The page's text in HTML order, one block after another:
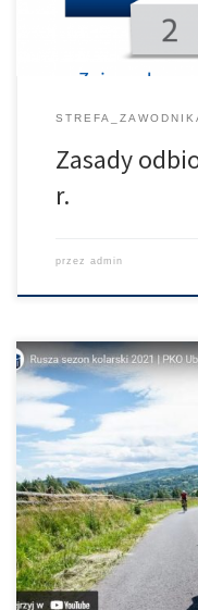
Zasady
r.
przez admin
Uchylamy rąbka
Promotion
Ubezpieczenia Junior
szosowych a część na
Szczegóły znajdziecie
VIA Dolny Śląsk,